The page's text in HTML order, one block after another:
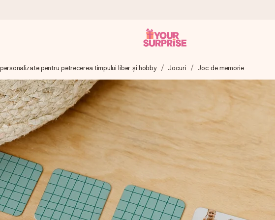
tine - pentru ca tu să îl poți dărui exact când trebuie, atunci când contează cel
4,8 pe Google Reviews.
ei, fotografia ta sau un mesaj din suflet. Fără bătăi de cap, doar bucură-te de
pentru petrecerea timpului liber și hobby Jocuri Joc de memorie